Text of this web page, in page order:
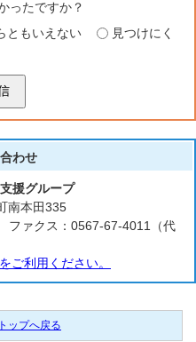
ったですか？
ともいえない
見つけにく
わせ
援グループ
南本田335
ファクス：0567-67-4011（代
ご利用ください。
ップへ戻る